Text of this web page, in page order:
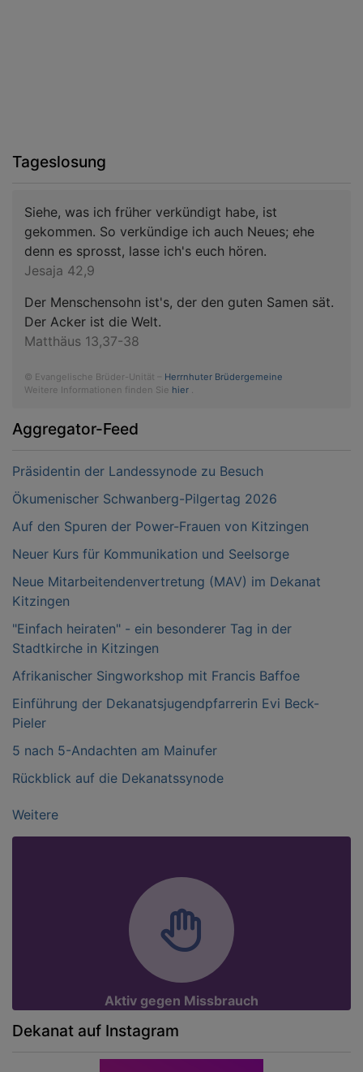
Tageslosung
Siehe, was ich früher verkündigt habe, ist
gekommen. So verkündige ich auch Neues; ehe
denn es sprosst, lasse ich's euch hören.
Jesaja 42,9
Der Menschensohn ist's, der den guten Samen sät.
Der Acker ist die Welt.
Matthäus 13,37-38
© Evangelische Brüder-Unität – Herrnhuter Brüdergemeine
Weitere Informationen finden Sie hier .
Aggregator-Feed
Präsidentin der Landessynode zu Besuch
Ökumenischer Schwanberg-Pilgertag 2026
Auf den Spuren der Power-Frauen von Kitzingen
Neuer Kurs für Kommunikation und Seelsorge
Neue Mitarbeitendenvertretung (MAV) im Dekanat
Kitzingen
"Einfach heiraten" - ein besonderer Tag in der
Stadtkirche in Kitzingen
Afrikanischer Singworkshop mit Francis Baffoe
Einführung der Dekanatsjugendpfarrerin Evi Beck-
Pieler
5 nach 5-Andachten am Mainufer
Rückblick auf die Dekanatssynode
Weitere
Aktiv gegen Missbrauch
Dekanat auf Instagram